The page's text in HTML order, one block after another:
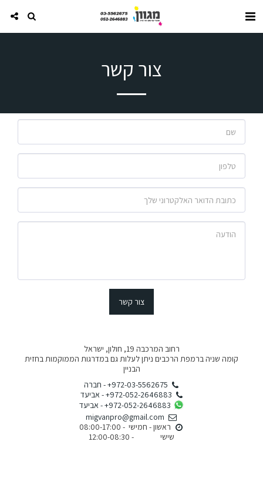
צור קשר
צור קשר
רחוב המרכבה 19, חולון, ישראל
קומה שניה ברמפת הרכבים ניתן לעלות גם במדרגות הממוקמות בחזית
הבניין
+972-03-5562675
- חברה
+972-052-2646883
- אביעד
+972-052-2646883
- אביעד
migvanpro@gmail.com
שישי               - 12:00-08:30